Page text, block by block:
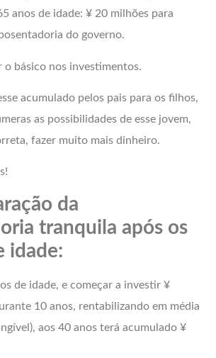
anos de idade: ¥ 20 milhões para
do governo.
o básico nos investimentos.
acumulado pelos pais para os filhos,
as possibilidades de esse jovem,
fazer muito mais dinheiro.
da
tranquila após os
idade:
de idade, e começar a investir ¥
10 anos, rentabilizando em média
aos 40 anos terá acumulado ¥